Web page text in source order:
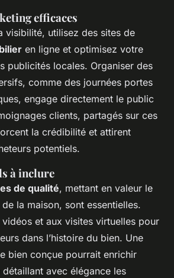
efficaces
visibilité, utilisez des sites de
en ligne et optimisez votre
publicités locales. Organiser des
comme des journées portes
engage directement le public
clients, partagés sur ces
la crédibilité et attirent
potentiels.
à inclure
de qualité, mettant en valeur le
la maison, sont essentielles.
vidéos et aux visites virtuelles pour
dans l’histoire du bien. Une
bien conçue pourrait enrichir
avec élégance les